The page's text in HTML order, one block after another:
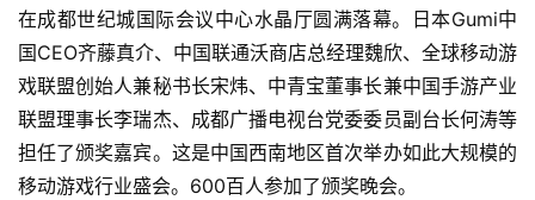
在成都世纪城国际会议中心水晶厅圆满落幕。日本Gumi中
国CEO齐藤真介、中国联通沃商店总经理魏欣、全球移动游
戏联盟创始人兼秘书长宋炜、中青宝董事长兼中国手游产业
联盟理事长李瑞杰、成都广播电视台党委委员副台长何涛等
担任了颁奖嘉宾。这是中国西南地区首次举办如此大规模的
移动游戏行业盛会。600百人参加了颁奖晚会。